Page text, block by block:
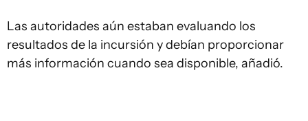
Las autoridades aún estaban evaluando los
resultados de la incursión y debían proporcionar
más información cuando sea disponible, añadió.